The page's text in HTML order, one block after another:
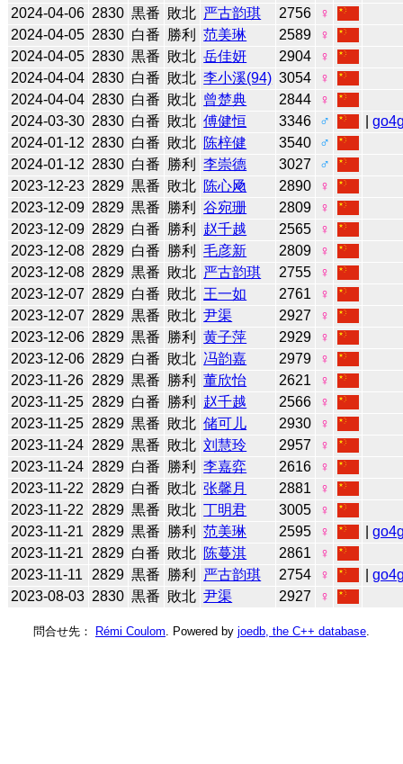
2024-04-06 2830 黒番 敗北 严古韵琪 2756
♀
2024-04-05 2830 白番 勝利 范美琳 2589
♀
2024-04-05 2830 黒番 敗北 岳佳妍 2904
♀
2024-04-04 2830 白番 敗北 李小溪(94) 3054
♀
2024-04-04 2830 白番 敗北 曾楚典 2844
♀
2024-03-30 2830 白番 敗北 傅健恒 3346 ♂ |
2024-01-12 2830 白番 敗北 陈梓健 3540
♂
2024-01-12 2830 白番 勝利 李崇德 3027
♂
2023-12-23 2829 黒番 敗北 陈心飏 2890
♀
2023-12-09 2829 黒番 勝利 谷宛珊 2809
♀
2023-12-09 2829 白番 勝利 赵千越 2565
♀
2023-12-08 2829 白番 勝利 毛彦新 2809
♀
2023-12-08 2829 黒番 敗北 严古韵琪 2755
♀
2023-12-07 2829 白番 敗北 王一如 2761
♀
2023-12-07 2829 黒番 敗北 尹渠 2927
♀
2023-12-06 2829 黒番 勝利 黄子萍 2929
♀
2023-12-06 2829 白番 敗北 冯韵嘉 2979
♀
2023-11-26 2829 黒番 勝利 董欣怡 2621
♀
2023-11-25 2829 白番 勝利 赵千越 2566
♀
2023-11-25 2829 黒番 敗北 储可儿 2930
♀
2023-11-24 2829 黒番 敗北 刘慧玲 2957
♀
2023-11-24 2829 白番 勝利 李嘉弈 2616
♀
2023-11-22
2829 白番 敗北 张馨月 2881
♀
2023-11-22
2829 黒番 敗北 丁明君 3005
♀
2023-11-21
2829 黒番 勝利 范美琳 2595 ♀ |
2023-11-21
2829 白番 敗北 陈蔓淇 2861
♀
2023-11-11
2829 黒番 勝利 严古韵琪 2754 ♀ |
2023-08-03 2830 黒番 敗北 尹渠 2927 ♀
問合せ先： Rémi Coulom . Powered by joedb, the C++ database